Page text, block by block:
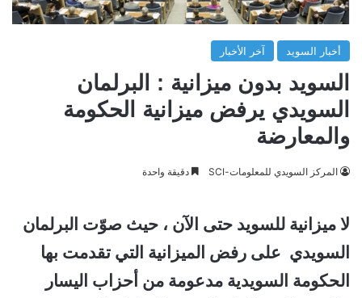
أخبار السويد آخر الأخبار
السويد بدون ميزانية : البرلمان
السويدي يرفض ميزانية الحكومة
والمعارضة
المركز السويدي للمعلومات-SCI دقيقة واحدة
لا ميزانية للسويد حتى الآن ، حيث صوّت البرلمان
السويدي على رفض الميزانية التي تقدمت بها
الحكومة السويدية مدعومة من أحزاب اليسار